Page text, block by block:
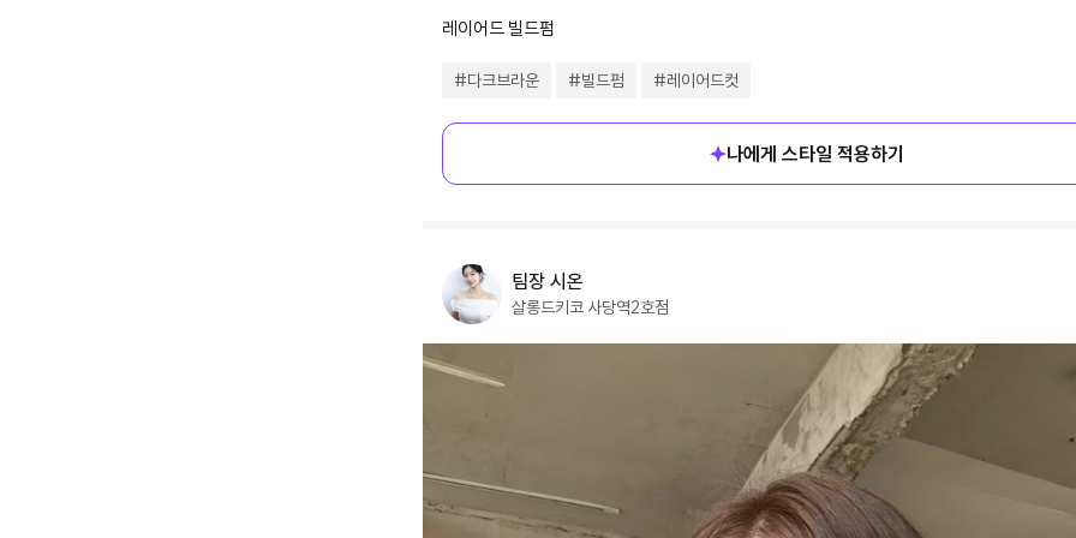
레이어드 빌드펌
#다크브라운 #빌드펌 #레이어드컷
나에게 스타일 적용하기
팀장 시온
살롱드키코 사당역2호점